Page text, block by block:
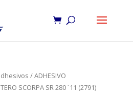
/ ADHESIVO
SCORPA SR 280 ´11 (2791)